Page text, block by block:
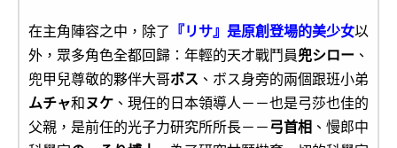
在主角陣容之中，除了 『リサ』是原創登場的美少女以
外，眾多角色全都回歸：年輕的天才戰鬥員兜シロー 、
兜甲兒尊敬的夥伴大哥ボス 、ボス身旁的兩個跟班小弟
ムチャ和ヌケ 、現任的日本領導人－－也是弓莎也佳的
父親，是前任的光子力研究所所長－－弓首相 、慢郎中